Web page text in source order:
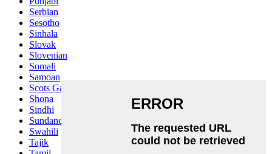
Serbian
Sesotho
Sinhala
Slovak
Slovenian
Somali
Samoan
Scots Gaelic
Shona
Sindhi
Sundanese
Swahili
Tajik